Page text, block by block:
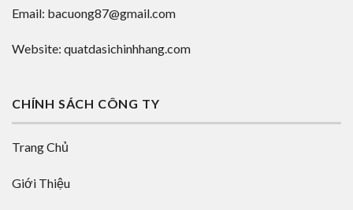
Email: bacuong87@gmail.com
Website: quatdasichinhhang.com
CHÍNH SÁCH CÔNG TY
Trang Chủ
Giới Thiệu